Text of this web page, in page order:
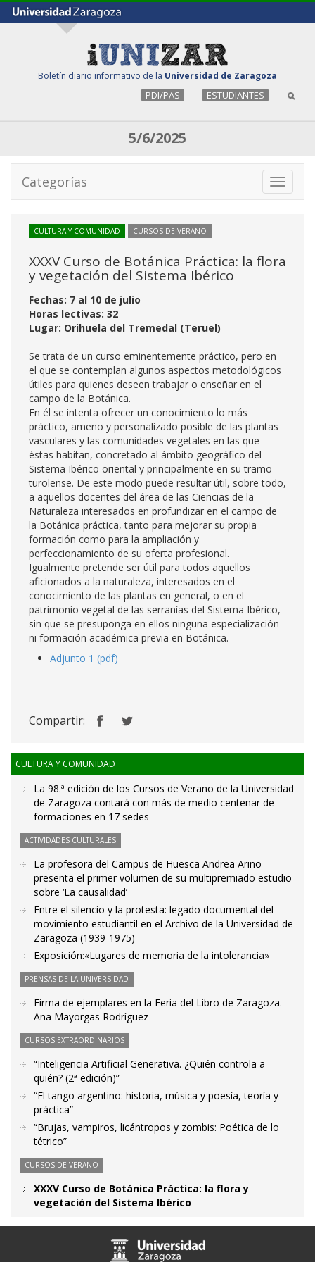
Boletín diario informativo de la Universidad de Zaragoza
PDI/PAS ESTUDIANTES
5/6/2025
Toggle
Categorías
CULTURA Y COMUNIDAD CURSOS DE VERANO
XXXV Curso de Botánica Práctica: la flora
y vegetación del Sistema Ibérico
Fechas: 7 al 10 de julio
Horas lectivas: 32
Lugar: Orihuela del Tremedal (Teruel)
Se trata de un curso eminentemente práctico, pero en
el que se contemplan algunos aspectos metodológicos
útiles para quienes deseen trabajar o enseñar en el
campo de la Botánica.
En él se intenta ofrecer un conocimiento lo más
práctico, ameno y personalizado posible de las plantas
vasculares y las comunidades vegetales en las que
éstas habitan, concretado al ámbito geográfico del
Sistema Ibérico oriental y principalmente en su tramo
turolense. De este modo puede resultar útil, sobre todo,
a aquellos docentes del área de las Ciencias de la
Naturaleza interesados en profundizar en el campo de
la Botánica práctica, tanto para mejorar su propia
formación como para la ampliación y
perfeccionamiento de su oferta profesional.
Igualmente pretende ser útil para todos aquellos
aficionados a la naturaleza, interesados en el
conocimiento de las plantas en general, o en el
patrimonio vegetal de las serranías del Sistema Ibérico,
sin que se presuponga en ellos ninguna especialización
ni formación académica previa en Botánica.
Adjunto 1 (pdf)
Compartir:
CULTURA Y COMUNIDAD
La 98.ª edición de los Cursos de Verano de la Universidad
de Zaragoza contará con más de medio centenar de
formaciones en 17 sedes
ACTIVIDADES CULTURALES
La profesora del Campus de Huesca Andrea Ariño
presenta el primer volumen de su multipremiado estudio
sobre ‘La causalidad’
Entre el silencio y la protesta: legado documental del
movimiento estudiantil en el Archivo de la Universidad de
Zaragoza (1939-1975)
Exposición:«Lugares de memoria de la intolerancia»
PRENSAS DE LA UNIVERSIDAD
Firma de ejemplares en la Feria del Libro de Zaragoza.
Ana Mayorgas Rodríguez
CURSOS EXTRAORDINARIOS
“Inteligencia Artificial Generativa. ¿Quién controla a
quién? (2ª edición)”
“El tango argentino: historia, música y poesía, teoría y
práctica”
“Brujas, vampiros, licántropos y zombis: Poética de lo
tétrico”
CURSOS DE VERANO
XXXV Curso de Botánica Práctica: la flora y
vegetación del Sistema Ibérico